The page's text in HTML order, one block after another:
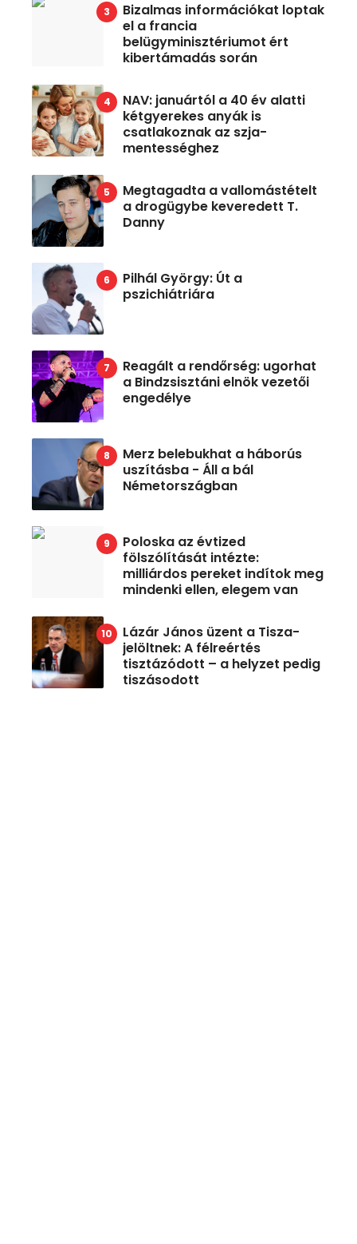
Bizalmas információkat loptak
el a francia
belügyminisztériumot ért
kibertámadás során
NAV: januártól a 40 év alatti
kétgyerekes anyák is
csatlakoznak az szja-
mentességhez
Megtagadta a vallomástételt
a drogügybe keveredett T.
Danny
Pilhál György: Út a
pszichiátriára
Reagált a rendőrség: ugorhat
a Bindzsisztáni elnök vezetői
engedélye
Merz belebukhat a háborús
uszításba - Áll a bál
Németországban
Poloska az évtized
fölszólítását intézte:
milliárdos pereket indítok meg
mindenki ellen, elegem van
Lázár János üzent a Tisza-
jelöltnek: A félreértés
tisztázódott – a helyzet pedig
tiszásodott